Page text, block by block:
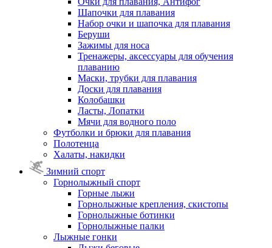
Шапочки для плавания
Набор очки и шапочка для плавания
Беруши
Зажимы для носа
Тренажеры, аксессуары для обучения
плаванию
Маски, трубки для плавания
Доски для плавания
Колобашки
Ласты, Лопатки
Мячи для водного поло
Футболки и брюки для плавания
Полотенца
Халаты, накидки
Зимний спорт
Горнолыжный спорт
Горные лыжи
Горнолыжные крепления, скистопы
Горнолыжные ботинки
Горнолыжные палки
Лыжные гонки